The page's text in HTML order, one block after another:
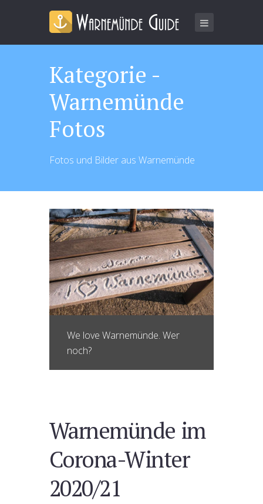
Kategorie -
Warnemünde
Fotos
Fotos und Bilder aus Warnemünde
We love Warnemünde. Wer
noch?
Warnemünde im
Corona-Winter
2020/21